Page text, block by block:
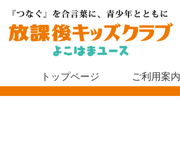
トップページ ご利用案内